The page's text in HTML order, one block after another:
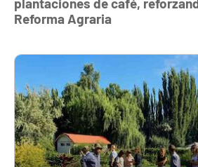
Reforma Agraria